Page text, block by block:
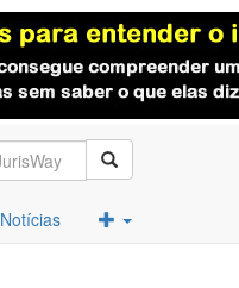
Notícias